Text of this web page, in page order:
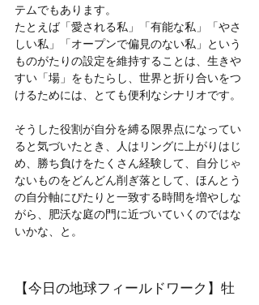
テムでもあります。
たとえば「愛される私」「有能な私」「やさ
しい私」「オープンで偏見のない私」という
ものがたりの設定を維持することは、生きや
すい「場」をもたらし、世界と折り合いをつ
けるためには、とても便利なシナリオです。
そうした役割が自分を縛る限界点になってい
ると気づいたとき、人はリングに上がりはじ
め、勝ち負けをたくさん経験して、自分じゃ
ないものをどんどん削ぎ落として、ほんとう
の自分軸にぴたりと一致する時間を増やしな
がら、肥沃な庭の門に近づいていくのではな
いかな、と。
【今日の地球フィールドワーク】牡